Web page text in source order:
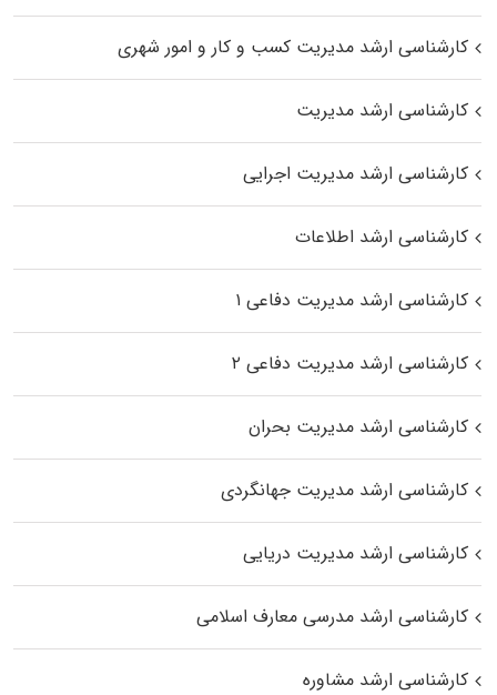
کارشناسی ارشد مدیریت کسب و کار و امور شهری
کارشناسی ارشد مدیریت
کارشناسی ارشد مدیریت اجرایی
کارشناسی ارشد اطلاعات
کارشناسی ارشد مدیریت دفاعی ۱
کارشناسی ارشد مدیریت دفاعی ۲
کارشناسی ارشد مدیریت بحران
کارشناسی ارشد مدیریت جهانگردی
کارشناسی ارشد مدیریت دریایی
کارشناسی ارشد مدرسی معارف اسلامی
کارشناسی ارشد مشاوره